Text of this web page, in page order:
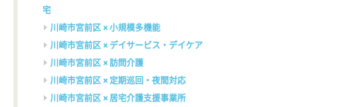
宅
川崎市宮前区 × 小規模多機能
川崎市宮前区 × デイサービス・デイケア
川崎市宮前区 × 訪問介護
川崎市宮前区 × 定期巡回・夜間対応
川崎市宮前区 × 居宅介護支援事業所